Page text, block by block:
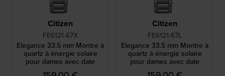
Citizen
FE6121-67X
Elegance 33.5 mm Montre à
quartz à énergie solaire
pour dames avec date
Citizen
FE6121-67L
Elegance 33.5 mm Montre à
quartz à énergie solaire
pour dames avec date